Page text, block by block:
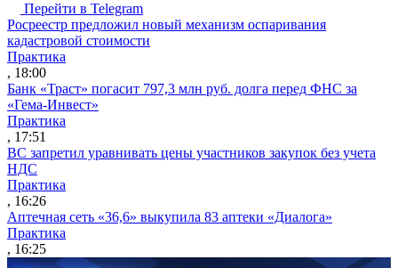
Перейти в Telegram
Росреестр предложил новый механизм оспаривания
кадастровой стоимости
Практика
, 18:00
Банк «Траст» погасит 797,3 млн руб. долга перед ФНС за
«Гема-Инвест»
Практика
, 17:51
ВС запретил уравнивать цены участников закупок без учета
НДС
Практика
, 16:26
Аптечная сеть «36,6» выкупила 83 аптеки «Диалога»
Практика
, 16:25